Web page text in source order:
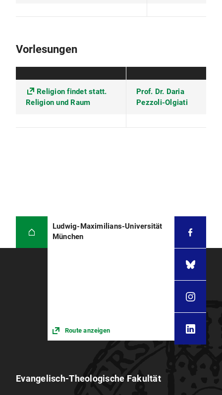
Vorlesungen
Religion findet statt.
Religion und Raum
Prof. Dr. Daria
Pezzoli-Olgiati
Ludwig-Maximilians-Universität
München
Route anzeigen
Evangelisch-Theologische Fakultät